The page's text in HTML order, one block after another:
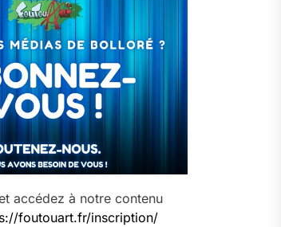
accédez à notre contenu
foutouart.fr/inscription/